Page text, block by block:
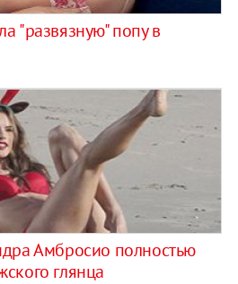
"развязную" попу в
Амбросио полностью
глянца